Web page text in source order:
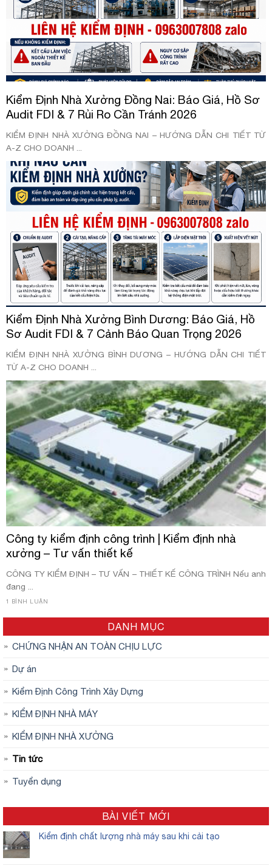
Kiểm Định Nhà Xưởng Đồng Nai: Báo Giá, Hồ Sơ
Audit FDI & 7 Rủi Ro Cần Tránh 2026
KIỂM ĐỊNH NHÀ XƯỞNG ĐỒNG NAI – HƯỚNG DẪN CHI TIẾT TỪ
A-Z CHO DOANH ...
Kiểm Định Nhà Xưởng Bình Dương: Báo Giá, Hồ
Sơ Audit FDI & 7 Cảnh Báo Quan Trọng 2026
KIỂM ĐỊNH NHÀ XƯỞNG BÌNH DƯƠNG – HƯỚNG DẪN CHI TIẾT
TỪ A-Z CHO DOANH ...
Công ty kiểm định công trình | Kiểm định nhà
xưởng – Tư vấn thiết kế
CÔNG TY KIỂM ĐỊNH – TƯ VẤN – THIẾT KẾ CÔNG TRÌNH Nếu anh
đang ...
1 BÌNH LUẬN
DANH MỤC
CHỨNG NHẬN AN TOÀN CHỊU LỰC
Dự án
Kiểm Định Công Trình Xây Dựng
KIỂM ĐỊNH NHÀ MÁY
KIỂM ĐỊNH NHÀ XƯỞNG
Tin tức
Tuyển dụng
BÀI VIẾT MỚI
Kiểm định chất lượng nhà máy sau khi cải tạo